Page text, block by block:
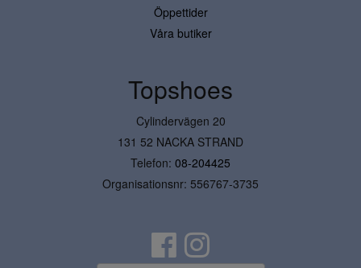
Öppettider
Våra butiker
Topshoes
Cylindervägen 20
131 52 NACKA STRAND
Telefon: 08-204425
Organisationsnr: 556767-3735